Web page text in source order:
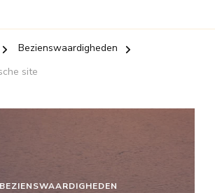
Bezienswaardigheden
site
BEZIENSWAARDIGHEDEN